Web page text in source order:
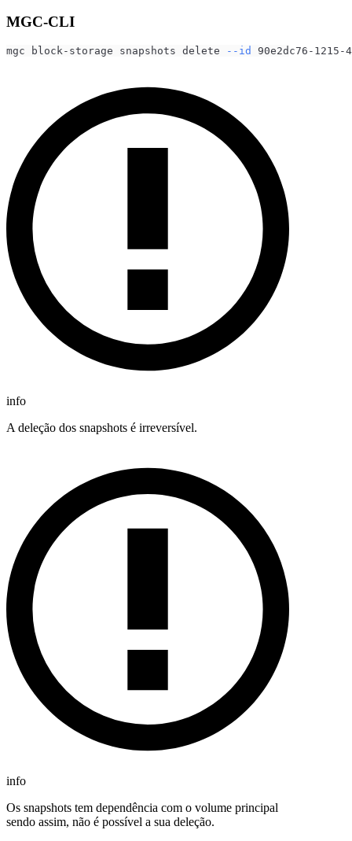
MGC-CLI
mgc block-storage snapshots delete --id 90e2dc76-1215-
info
A deleção dos snapshots é irreversível.
info
Os snapshots tem dependência com o volume principal
sendo assim, não é possível a sua deleção.